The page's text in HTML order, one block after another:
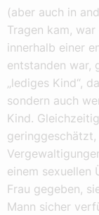
(aber auch in
Tragen kam,
innerhalb einer
entstanden war,
„lediges Kind“,
sondern auch
Kind.
einem sexuellen
Frau gegeben,
Mann sicher